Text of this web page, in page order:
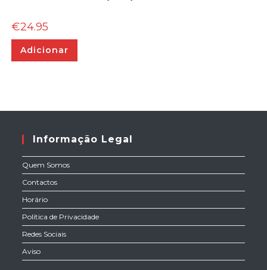
€24.95
Adicionar
Informação Legal
Quem Somos
Contactos
Horário
Política de Privacidade
Redes Sociais
Aviso